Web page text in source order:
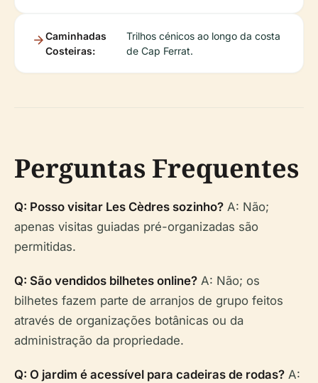
Caminhadas
Costeiras:
Trilhos cénicos ao longo da costa
de Cap Ferrat.
Perguntas Frequentes
Q: Posso visitar Les Cèdres sozinho? A: Não;
apenas visitas guiadas pré-organizadas são
permitidas.
Q: São vendidos bilhetes online? A: Não; os
bilhetes fazem parte de arranjos de grupo feitos
através de organizações botânicas ou da
administração da propriedade.
Q: O jardim é acessível para cadeiras de rodas? A: